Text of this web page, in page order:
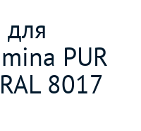
PUR
8017